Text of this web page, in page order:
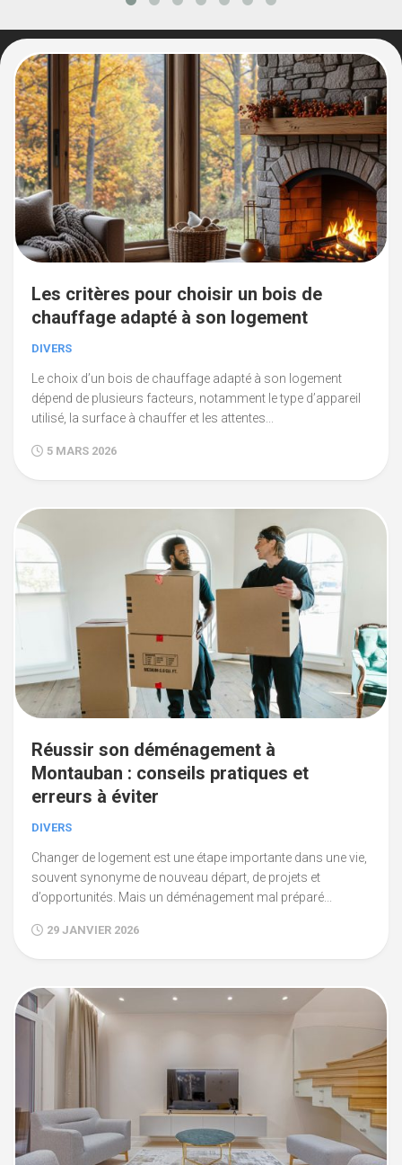
Les critères pour choisir un bois de
chauffage adapté à son logement
DIVERS
Le choix d’un bois de chauffage adapté à son logement
dépend de plusieurs facteurs, notamment le type d’appareil
utilisé, la surface à chauffer et les attentes...
5 MARS 2026
Réussir son déménagement à
Montauban : conseils pratiques et
erreurs à éviter
DIVERS
Changer de logement est une étape importante dans une vie,
souvent synonyme de nouveau départ, de projets et
d’opportunités. Mais un déménagement mal préparé...
29 JANVIER 2026